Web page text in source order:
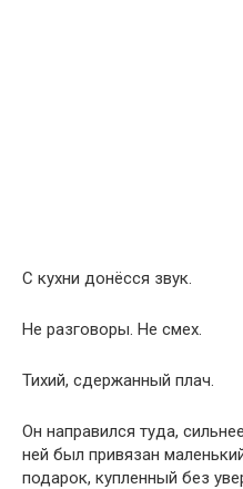
С кухни донёсся звук.
Не разговоры. Не смех.
Тихий, сдержанный плач.
Он направился туда,
ней был привязан
подарок, купленный без